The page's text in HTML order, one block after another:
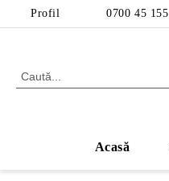
Profil 0700 45 155
Acasă